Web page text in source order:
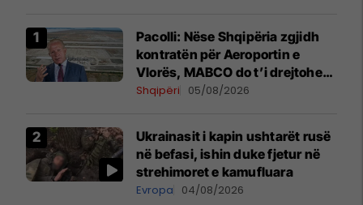
Pacolli: Nëse Shqipëria zgjidh
kontratën për Aeroportin e
Vlorës, MABCO do t’i drejtohet
arbitrazhit ndërkombëtar
Shqipëri 05/08/2026
Ukrainasit i kapin ushtarët rusë
në befasi, ishin duke fjetur në
strehimoret e kamufluara
Evropa 04/08/2026